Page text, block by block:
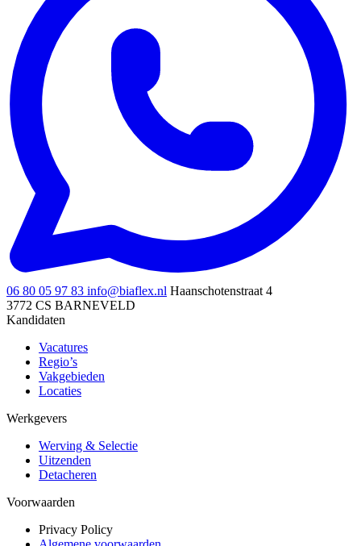
06 80 05 97 83 info@biaflex.nl Haanschotenstraat 4
3772 CS BARNEVELD
Kandidaten
Vacatures
Regio’s
Vakgebieden
Locaties
Werkgevers
Werving & Selectie
Uitzenden
Detacheren
Voorwaarden
Privacy Policy